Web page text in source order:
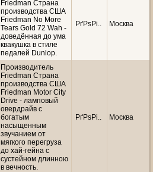
Friedman Страна
производства США
Friedman No More
Tears Gold 72 Wah -
доведённая до ума
квакушка в стиле
педалей Dunlop.
РґРѕРі.. Москва
Производитель
Friedman Страна
производства США
Friedman Motor City
Drive - ламповый
овердрайв с
богатым
насыщенным
звучанием от
мягкого перегруза
до хай-гейна с
сустейном длинною
в вечность.
РґРѕРі.. Москва